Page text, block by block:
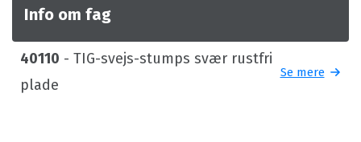
Info om fag
40110 - TIG-svejs-stumps svær rustfri
plade
Se mere